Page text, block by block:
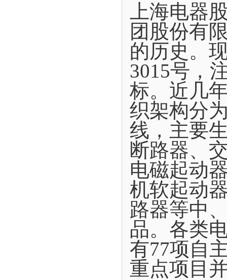
上海电器
团股份有
的历史。
3015号，
标。近几
织架构分
线，主要
断路器、
电磁起动
机软起动
路器等中
品。各类
有77项自
重点项目